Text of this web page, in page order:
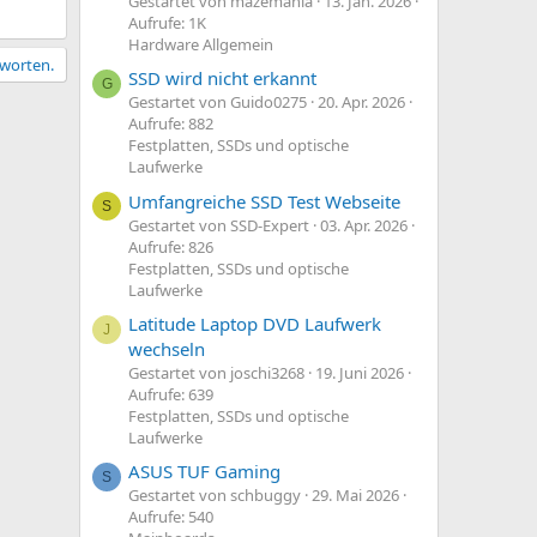
Aufrufe: 1K
Hardware Allgemein
G SSD wird nicht erkannt
Gestartet von Guido0275 20. Apr. 2026
Aufrufe: 882
Festplatten, SSDs und optische
Laufwerke
S Umfangreiche SSD Test Webseite
Gestartet von SSD-Expert 03. Apr. 2026
Aufrufe: 826
Festplatten, SSDs und optische
Laufwerke
J
Latitude Laptop DVD Laufwerk
wechseln
Gestartet von joschi3268 19. Juni 2026
Aufrufe: 639
Festplatten, SSDs und optische
Laufwerke
S ASUS TUF Gaming
Gestartet von schbuggy 29. Mai 2026
Aufrufe: 540